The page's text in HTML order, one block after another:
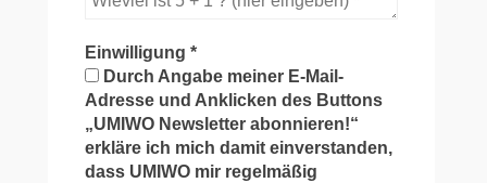
Einwilligung*
Durch Angabe meiner E-Mail-
Adresse und Anklicken des Buttons
„UMIWO Newsletter abonnieren!“
erkläre ich mich damit einverstanden,
dass UMIWO mir regelmäßig